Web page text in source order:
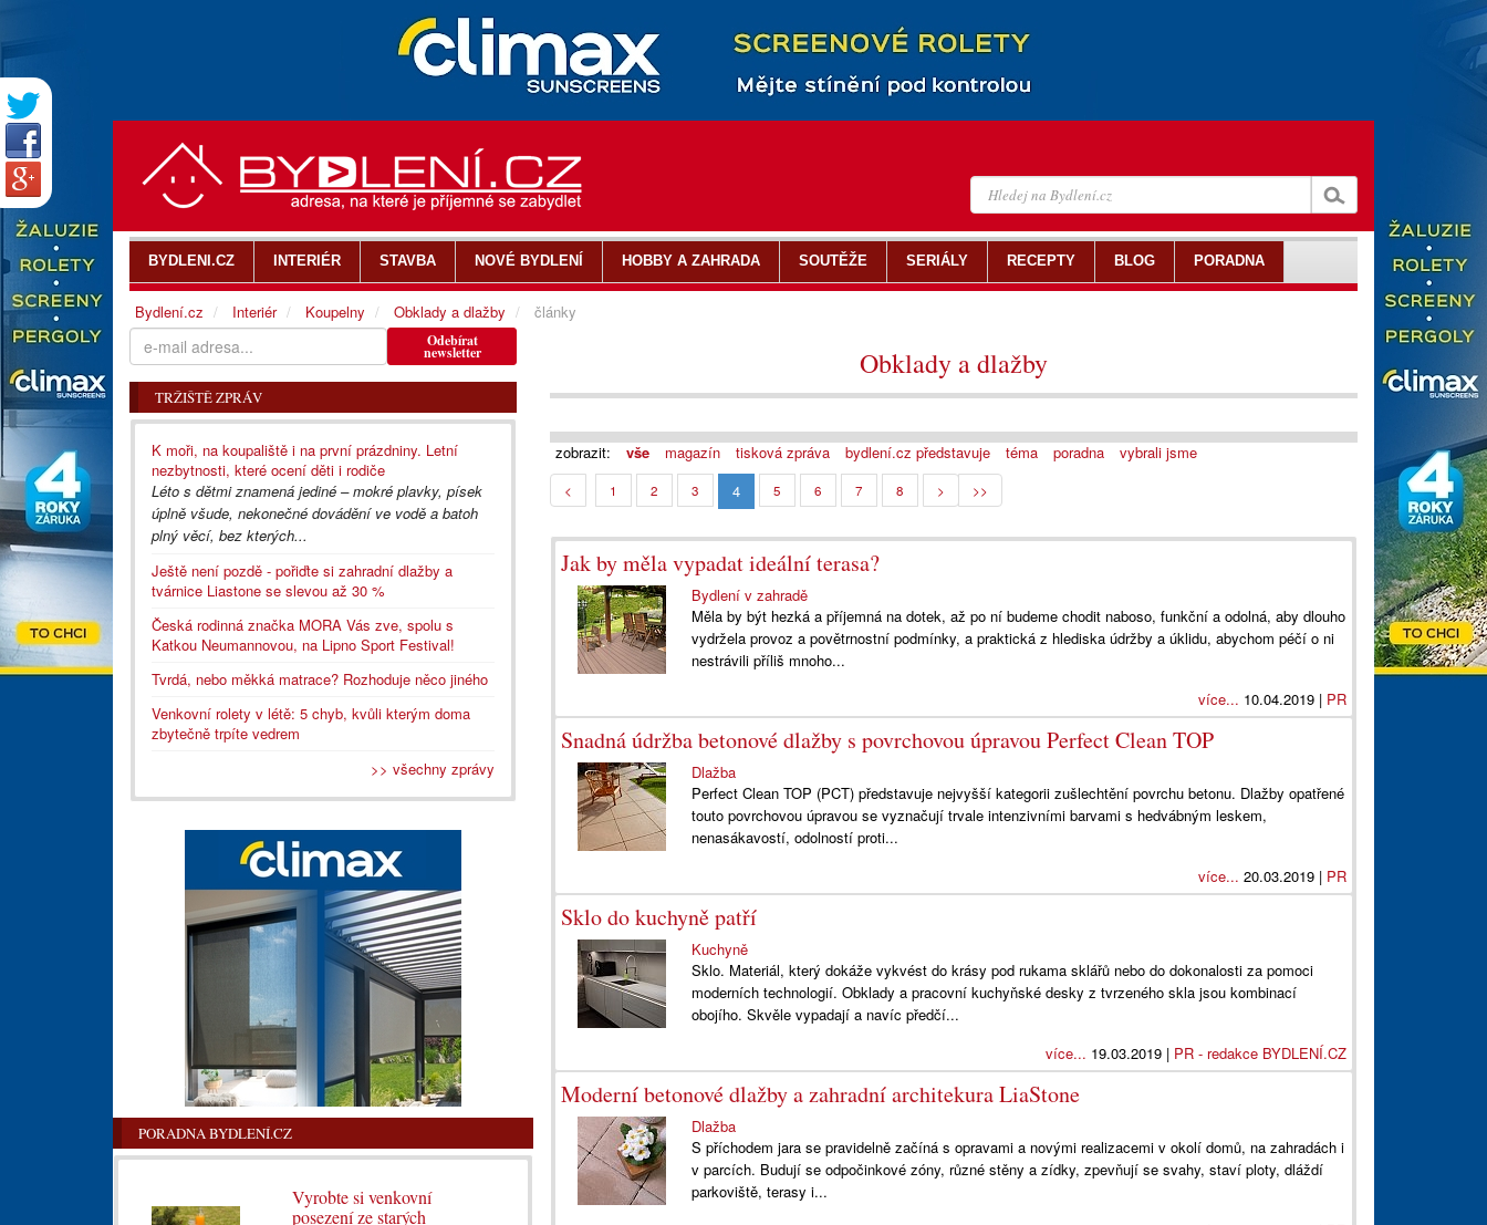
Obklady a dlažby
zobrazit: vše magazín tisková zpráva bydlení.cz představuje téma poradna vybrali jsme
< 1 2 3 4 5 6 7 8 > >>
Jak by měla vypadat ideální terasa?
Bydlení v zahradě
Měla by být hezká a příjemná na dotek, až po ní budeme chodit naboso, funkční a odolná, aby dlouho
vydržela provoz a povětrnostní podmínky, a praktická z hlediska údržby a úklidu, abychom péčí o ni
nestrávili příliš mnoho...
více... 10.04.2019 | PR
Snadná údržba betonové dlažby s povrchovou úpravou Perfect Clean TOP
Dlažba
Perfect Clean TOP (PCT) představuje nejvyšší kategorii zušlechtění povrchu betonu. Dlažby opatřené
touto povrchovou úpravou se vyznačují trvale intenzivními barvami s hedvábným leskem,
nenasákavostí, odolností proti...
více... 20.03.2019 | PR
Sklo do kuchyně patří
Kuchyně
Sklo. Materiál, který dokáže vykvést do krásy pod rukama sklářů nebo do dokonalosti za pomoci
moderních technologií. Obklady a pracovní kuchyňské desky z tvrzeného skla jsou kombinací
obojího. Skvěle vypadají a navíc předčí...
více... 19.03.2019 | PR - redakce BYDLENÍ.CZ
Moderní betonové dlažby a zahradní architekura LiaStone
Dlažba
S příchodem jara se pravidelně začíná s opravami a novými realizacemi v okolí domů, na zahradách i
v parcích. Budují se odpočinkové zóny, různé stěny a zídky, zpevňují se svahy, staví ploty, dláždí
parkoviště, terasy i...
Odebírat
newsletter
TRŽIŠTĚ ZPRÁV
K moři, na koupaliště i na první prázdniny. Letní
nezbytnosti, které ocení děti i rodiče
Léto s dětmi znamená jediné – mokré plavky, písek
úplně všude, nekonečné dovádění ve vodě a batoh
plný věcí, bez kterých...
Ještě není pozdě - pořiďte si zahradní dlažby a
tvárnice Liastone se slevou až 30 %
Česká rodinná značka MORA Vás zve, spolu s
Katkou Neumannovou, na Lipno Sport Festival!
Tvrdá, nebo měkká matrace? Rozhoduje něco jiného
Venkovní rolety v létě: 5 chyb, kvůli kterým doma
zbytečně trpíte vedrem
>> všechny zprávy
PORADNA BYDLENÍ.CZ
Vyrobte si venkovní
posezení ze starých
BYDLENI.CZ INTERIÉR STAVBA NOVÉ BYDLENÍ HOBBY A ZAHRADA SOUTĚŽE SERIÁLY RECEPTY BLOG PORADNA
Bydlení.cz Interiér Koupelny Obklady a dlažby články